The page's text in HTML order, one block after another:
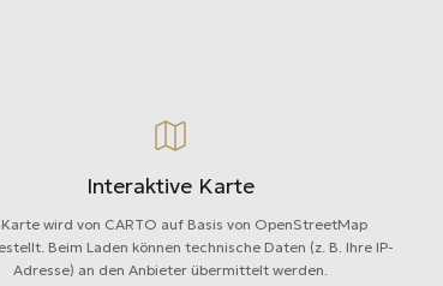
Interaktive Karte
Karte wird von CARTO auf Basis von OpenStreetMap
Beim Laden können technische Daten (z. B. Ihre IP-
Adresse) an den Anbieter übermittelt werden.